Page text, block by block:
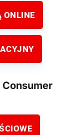
ONLINE